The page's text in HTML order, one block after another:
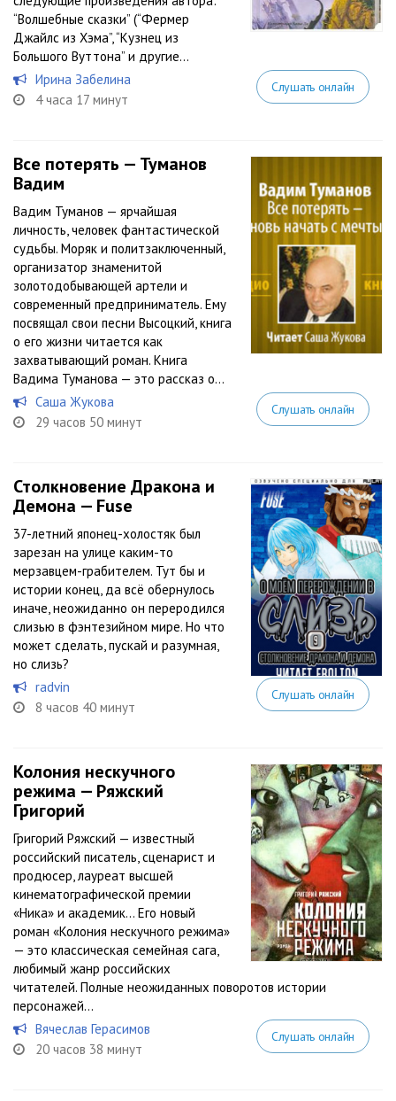
“Волшебные сказки” (“Фермер
Джайлс из Хэма”, “Кузнец из
Большого Вуттона” и другие...
Ирина Забелина
4 часа 17 минут
Слушать онлайн
Все потерять — Туманов
Вадим
Вадим Туманов — ярчайшая
личность, человек фантастической
судьбы. Моряк и политзаключенный,
организатор знаменитой
золотодобывающей артели и
современный предприниматель. Ему
посвящал свои песни Высоцкий, книга
о его жизни читается как
захватывающий роман. Книга
Вадима Туманова — это рассказ о...
Саша Жукова
29 часов 50 минут
Слушать онлайн
Столкновение Дракона и
Демона — Fuse
37-летний японец-холостяк был
зарезан на улице каким-то
мерзавцем-грабителем. Тут бы и
истории конец, да всё обернулось
иначе, неожиданно он переродился
слизью в фэнтезийном мире. Но что
может сделать, пускай и разумная,
но слизь?
radvin
8 часов 40 минут
Слушать онлайн
Колония нескучного
режима — Ряжский
Григорий
Григорий Ряжский — известный
российский писатель, сценарист и
продюсер, лауреат высшей
кинематографической премии
«Ника» и академик… Его новый
роман «Колония нескучного режима»
— это классическая семейная сага,
любимый жанр российских
читателей. Полные неожиданных поворотов истории
персонажей...
Вячеслав Герасимов
20 часов 38 минут
Слушать онлайн